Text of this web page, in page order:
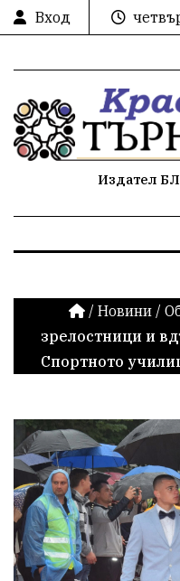
Вход
Издател
/ Новини /
зрелостници и
Спортното